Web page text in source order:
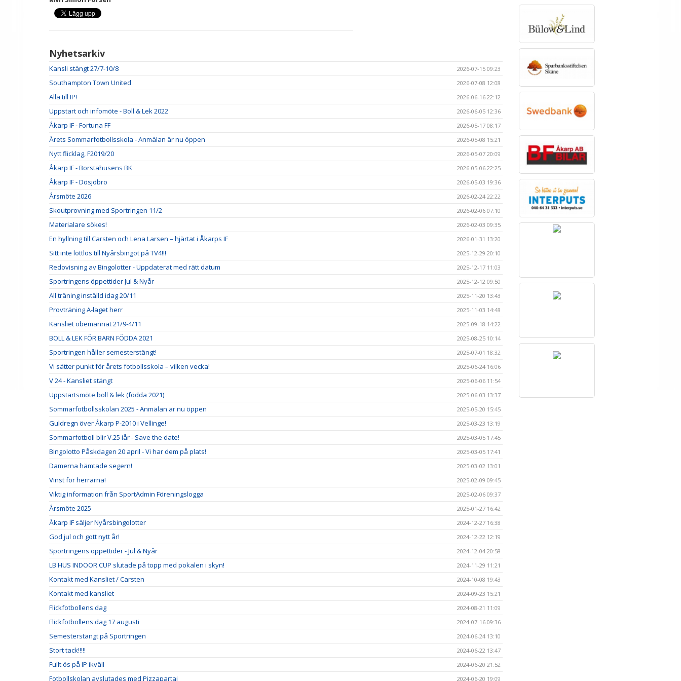
Nyhetsarkiv
Kansli stängt 27/7-10/8 2026-07-15 09:23
Southampton Town United 2026-07-08 12:08
Alla till IP! 2026-06-16 22:12
Uppstart och infomöte - Boll & Lek 2022 2026-06-05 12:36
Åkarp IF - Fortuna FF 2026-05-17 08:17
Årets Sommarfotbollsskola - Anmälan är nu öppen 2026-05-08 15:21
Nytt flicklag, F2019/20 2026-05-07 20:09
Åkarp IF - Borstahusens BK 2026-05-06 22:25
Åkarp IF - Dösjöbro 2026-05-03 19:36
Årsmöte 2026 2026-02-24 22:22
Skoutprovning med Sportringen 11/2 2026-02-06 07:10
Materialare sökes! 2026-02-03 09:35
En hyllning till Carsten och Lena Larsen – hjärtat i Åkarps IF 2026-01-31 13:20
Sitt inte lottlös till Nyårsbingot på TV4!!! 2025-12-29 20:10
Redovisning av Bingolotter - Uppdaterat med rätt datum 2025-12-17 11:03
Sportringens öppettider Jul & Nyår 2025-12-12 09:50
All träning inställd idag 20/11 2025-11-20 13:43
Provträning A-laget herr 2025-11-03 14:48
Kansliet obemannat 21/9-4/11 2025-09-18 14:22
BOLL & LEK FÖR BARN FÖDDA 2021 2025-08-25 10:14
Sportringen håller semesterstängt! 2025-07-01 18:32
Vi sätter punkt för årets fotbollsskola – vilken vecka! 2025-06-24 16:06
V 24 - Kansliet stängt 2025-06-06 11:54
Uppstartsmöte boll & lek (födda 2021) 2025-06-03 13:37
Sommarfotbollsskolan 2025 - Anmälan är nu öppen 2025-05-20 15:45
Guldregn över Åkarp P-2010 i Vellinge! 2025-03-23 13:19
Sommarfotboll blir V.25 iår - Save the date! 2025-03-05 17:45
Bingolotto Påskdagen 20 april - Vi har dem på plats! 2025-03-05 17:41
Damerna hämtade segern! 2025-03-02 13:01
Vinst för herrarna! 2025-02-09 09:45
Viktig information från SportAdmin Föreningslogga 2025-02-06 09:37
Årsmöte 2025 2025-01-27 16:42
Åkarp IF säljer Nyårsbingolotter 2024-12-27 16:38
God jul och gott nytt år! 2024-12-22 12:19
Sportringens öppettider - Jul & Nyår 2024-12-04 20:58
LB HUS INDOOR CUP slutade på topp med pokalen i skyn! 2024-11-29 11:21
Kontakt med Kansliet / Carsten 2024-10-08 19:43
Kontakt med kansliet 2024-09-23 15:21
Flickfotbollens dag 2024-08-21 11:09
Flickfotbollens dag 17 augusti 2024-07-16 09:36
Semesterstängt på Sportringen 2024-06-24 13:10
Stort tack!!!!! 2024-06-22 13:47
Fullt ös på IP ikväll 2024-06-20 21:52
Fotbollskolan avslutades med Pizzapartaj 2024-06-20 19:09